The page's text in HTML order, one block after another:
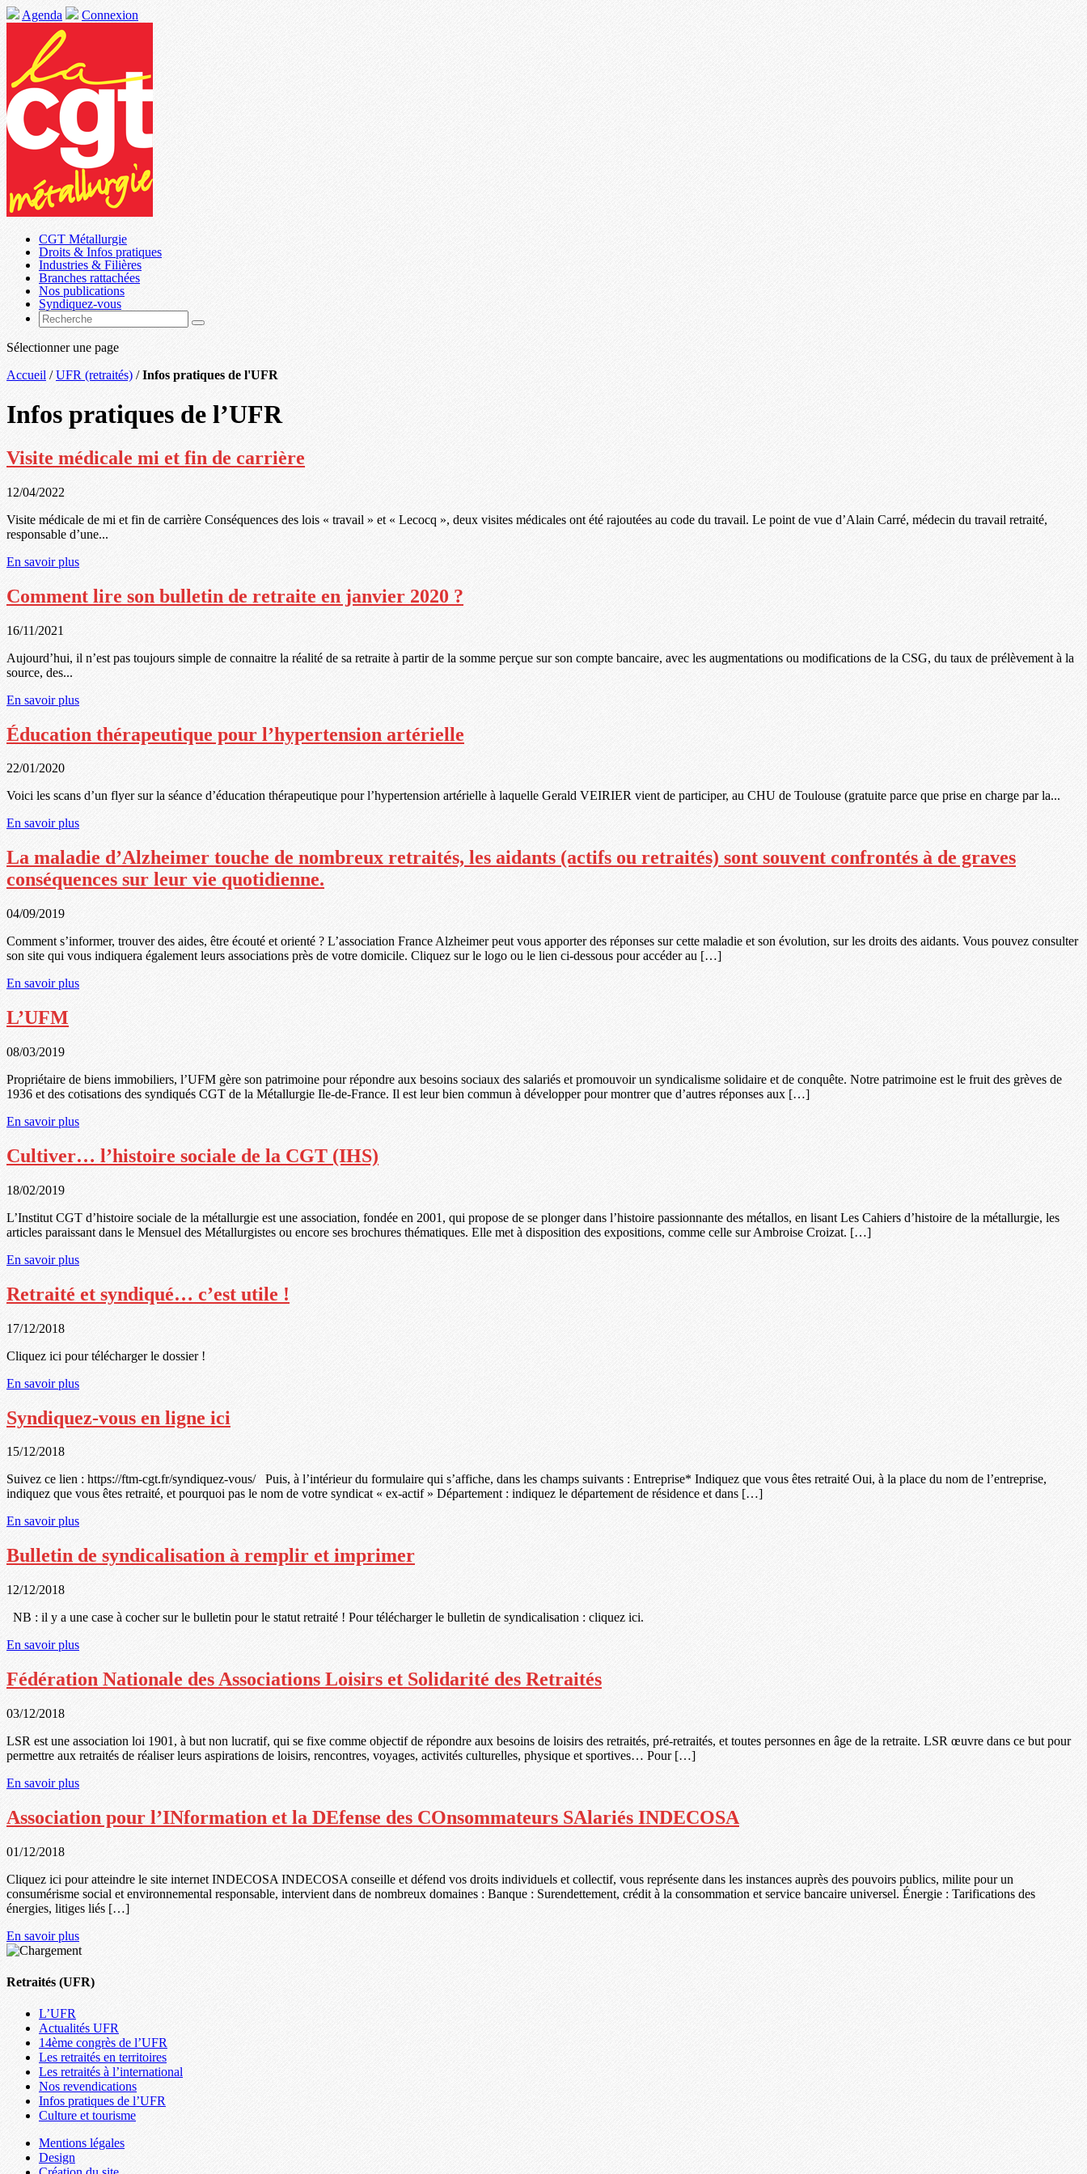
Agenda Connexion
CGT Métallurgie
Droits & Infos pratiques
Industries & Filières
Branches rattachées
Nos publications
Syndiquez-vous
Sélectionner une page
Accueil /UFR (retraités) /Infos pratiques de l'UFR
Infos pratiques de l’UFR
Visite médicale mi et fin de carrière
12/04/2022
Visite médicale de mi et fin de carrière Conséquences des lois « travail » et « Lecocq », deux visites médicales ont été rajoutées au code du travail. Le point de vue d’Alain Carré, médecin du travail retraité,
responsable d’une...
En savoir plus
Comment lire son bulletin de retraite en janvier 2020 ?
16/11/2021
Aujourd’hui, il n’est pas toujours simple de connaitre la réalité de sa retraite à partir de la somme perçue sur son compte bancaire, avec les augmentations ou modifications de la CSG, du taux de prélèvement à la
source, des...
En savoir plus
Éducation thérapeutique pour l’hypertension artérielle
22/01/2020
Voici les scans d’un flyer sur la séance d’éducation thérapeutique pour l’hypertension artérielle à laquelle Gerald VEIRIER vient de participer, au CHU de Toulouse (gratuite parce que prise en charge par la...
En savoir plus
La maladie d’Alzheimer touche de nombreux retraités, les aidants (actifs ou retraités) sont souvent confrontés à de graves
conséquences sur leur vie quotidienne.
04/09/2019
Comment s’informer, trouver des aides, être écouté et orienté ? L’association France Alzheimer peut vous apporter des réponses sur cette maladie et son évolution, sur les droits des aidants. Vous pouvez consulter
son site qui vous indiquera également leurs associations près de votre domicile. Cliquez sur le logo ou le lien ci-dessous pour accéder au […]
En savoir plus
L’UFM
08/03/2019
Propriétaire de biens immobiliers, l’UFM gère son patrimoine pour répondre aux besoins sociaux des salariés et promouvoir un syndicalisme solidaire et de conquête. Notre patrimoine est le fruit des grèves de
1936 et des cotisations des syndiqués CGT de la Métallurgie Ile-de-France. Il est leur bien commun à développer pour montrer que d’autres réponses aux […]
En savoir plus
Cultiver… l’histoire sociale de la CGT (IHS)
18/02/2019
L’Institut CGT d’histoire sociale de la métallurgie est une association, fondée en 2001, qui propose de se plonger dans l’histoire passionnante des métallos, en lisant Les Cahiers d’histoire de la métallurgie, les
articles paraissant dans le Mensuel des Métallurgistes ou encore ses brochures thématiques. Elle met à disposition des expositions, comme celle sur Ambroise Croizat. […]
En savoir plus
Retraité et syndiqué… c’est utile !
17/12/2018
Cliquez ici pour télécharger le dossier !
En savoir plus
Syndiquez-vous en ligne ici
15/12/2018
Suivez ce lien : https://ftm-cgt.fr/syndiquez-vous/ Puis, à l’intérieur du formulaire qui s’affiche, dans les champs suivants : Entreprise* Indiquez que vous êtes retraité Oui, à la place du nom de l’entreprise,
indiquez que vous êtes retraité, et pourquoi pas le nom de votre syndicat « ex-actif » Département : indiquez le département de résidence et dans […]
En savoir plus
Bulletin de syndicalisation à remplir et imprimer
12/12/2018
NB : il y a une case à cocher sur le bulletin pour le statut retraité ! Pour télécharger le bulletin de syndicalisation : cliquez ici.
En savoir plus
Fédération Nationale des Associations Loisirs et Solidarité des Retraités
03/12/2018
LSR est une association loi 1901, à but non lucratif, qui se fixe comme objectif de répondre aux besoins de loisirs des retraités, pré-retraités, et toutes personnes en âge de la retraite. LSR œuvre dans ce but pour
permettre aux retraités de réaliser leurs aspirations de loisirs, rencontres, voyages, activités culturelles, physique et sportives… Pour […]
En savoir plus
Association pour l’INformation et la DEfense des COnsommateurs SAlariés INDECOSA
01/12/2018
Cliquez ici pour atteindre le site internet INDECOSA INDECOSA conseille et défend vos droits individuels et collectif, vous représente dans les instances auprès des pouvoirs publics, milite pour un
consumérisme social et environnemental responsable, intervient dans de nombreux domaines : Banque : Surendettement, crédit à la consommation et service bancaire universel. Énergie : Tarifications des
énergies, litiges liés […]
En savoir plus
Retraités (UFR)
L’UFR
Actualités UFR
14ème congrès de l’UFR
Les retraités en territoires
Les retraités à l’international
Nos revendications
Infos pratiques de l’UFR
Culture et tourisme
Mentions légales
Design